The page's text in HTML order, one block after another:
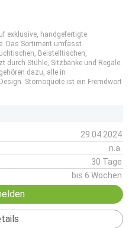
exklusive, handgefertigte
Das Sortiment umfasst
Beistelltischen,
durch Stühle, Sitzbänke und Regale.
dazu, alle in
Stornoquote ist ein Fremdwort
29.04.2024
n.a.
30 Tage
bis 6 Wochen